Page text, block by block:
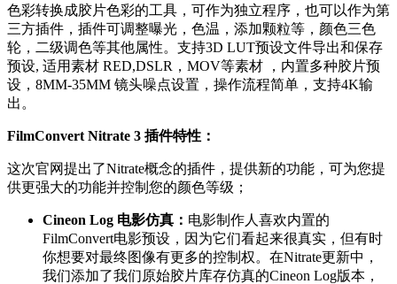
色彩转换成胶片色彩的工具，可作为独立程序，也可以作为第
三方插件，插件可调整曝光，色温，添加颗粒等，颜色三色
轮，二级调色等其他属性。支持3D LUT预设文件导出和保存
预设, 适用素材 RED,DSLR，MOV等素材 ，内置多种胶片预
设，8MM-35MM 镜头噪点设置，操作流程简单，支持4K输
出。
FilmConvert Nitrate 3 插件特性：
这次官网提出了Nitrate概念的插件，提供新的功能，可为您提
供更强大的功能并控制您的颜色等级；
Cineon Log 电影仿真： 电影制作人喜欢内置的
FilmConvert电影预设，因为它们看起来很真实，但有时
你想要对最终图像有更多的控制权。在Nitrate更新中，
我们添加了我们原始胶片库存仿真的Cineon Log版本，